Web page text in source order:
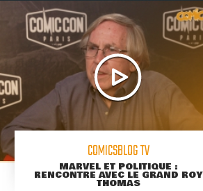
COMICSBLOG TV
MARVEL ET POLITIQUE :
RENCONTRE AVEC LE GRAND ROY
THOMAS